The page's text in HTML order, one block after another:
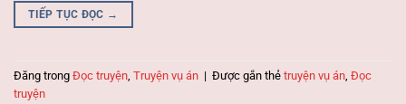
TIẾP TỤC ĐỌC →
Đăng trong Đọc truyện, Truyện vụ án | Được gắn thẻ truyện vụ án, Đọc
truyện